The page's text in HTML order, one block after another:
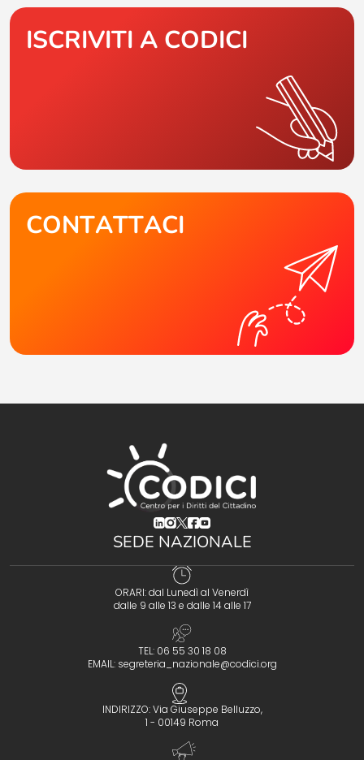
ISCRIVITI A CODICI
CONTATTACI
(opens in a new tab)
(opens in a new tab)
(opens in a new tab)
(opens in a new tab)
(opens in a new tab)
SEDE NAZIONALE
ORARI: dal Lunedì al Venerdì
dalle 9 alle 13 e dalle 14 alle 17
TEL: 06 55 30 18 08
EMAIL: segreteria_nazionale@codici.org
INDIRIZZO: Via Giuseppe Belluzzo,
1 - 00149 Roma